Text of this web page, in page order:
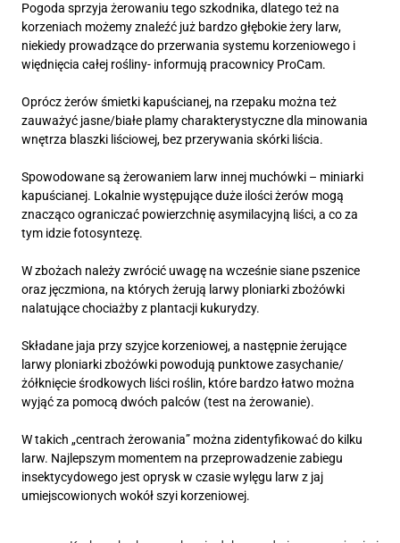
Pogoda sprzyja żerowaniu tego szkodnika, dlatego też na
korzeniach możemy znaleźć już bardzo głębokie żery larw,
niekiedy prowadzące do przerwania systemu korzeniowego i
więdnięcia całej rośliny- informują pracownicy ProCam.
Oprócz żerów śmietki kapuścianej, na rzepaku można też
zauważyć jasne/białe plamy charakterystyczne dla minowania
wnętrza blaszki liściowej, bez przerywania skórki liścia.
Spowodowane są żerowaniem larw innej muchówki – miniarki
kapuścianej. Lokalnie występujące duże ilości żerów mogą
znacząco ograniczać powierzchnię asymilacyjną liści, a co za
tym idzie fotosyntezę.
W zbożach należy zwrócić uwagę na wcześnie siane pszenice
oraz jęczmiona, na których żerują larwy ploniarki zbożówki
nalatujące chociażby z plantacji kukurydzy.
Składane jaja przy szyjce korzeniowej, a następnie żerujące
larwy ploniarki zbożówki powodują punktowe zasychanie/
żółknięcie środkowych liści roślin, które bardzo łatwo można
wyjąć za pomocą dwóch palców (test na żerowanie).
W takich „centrach żerowania” można zidentyfikować do kilku
larw. Najlepszym momentem na przeprowadzenie zabiegu
insektycydowego jest oprysk w czasie wylęgu larw z jaj
umiejscowionych wokół szyi korzeniowej.